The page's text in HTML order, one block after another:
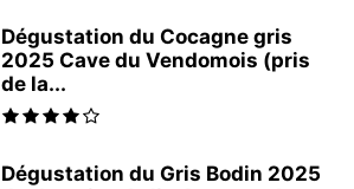
Dégustation du Cocagne gris
2025 Cave du Vendomois (pris
de la...
Dégustation du Gris Bodin 2025